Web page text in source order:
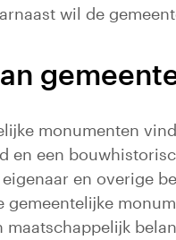
wil de
monumenten
en een
en overige